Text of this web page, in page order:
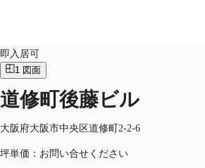
オフィス・事務所
倉庫・物流センター
地図検索
JP
お電話 お問合せ
即入居可
1 図面
道修町後藤ビル
大阪府大阪市中央区道修町2-2-6
坪単価：お問い合せください